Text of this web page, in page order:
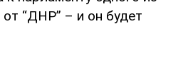
“ДНР” – и он будет